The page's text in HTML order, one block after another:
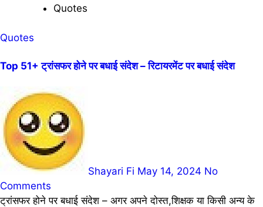
Quotes
Quotes
Top 51+ ट्रांसफर होने पर बधाई संदेश – रिटायरमेंट पर बधाई संदेश
Shayari Fi May 14, 2024 No
Comments
ट्रांसफर होने पर बधाई संदेश – अगर अपने दोस्त,शिक्षक या किसी अन्य के